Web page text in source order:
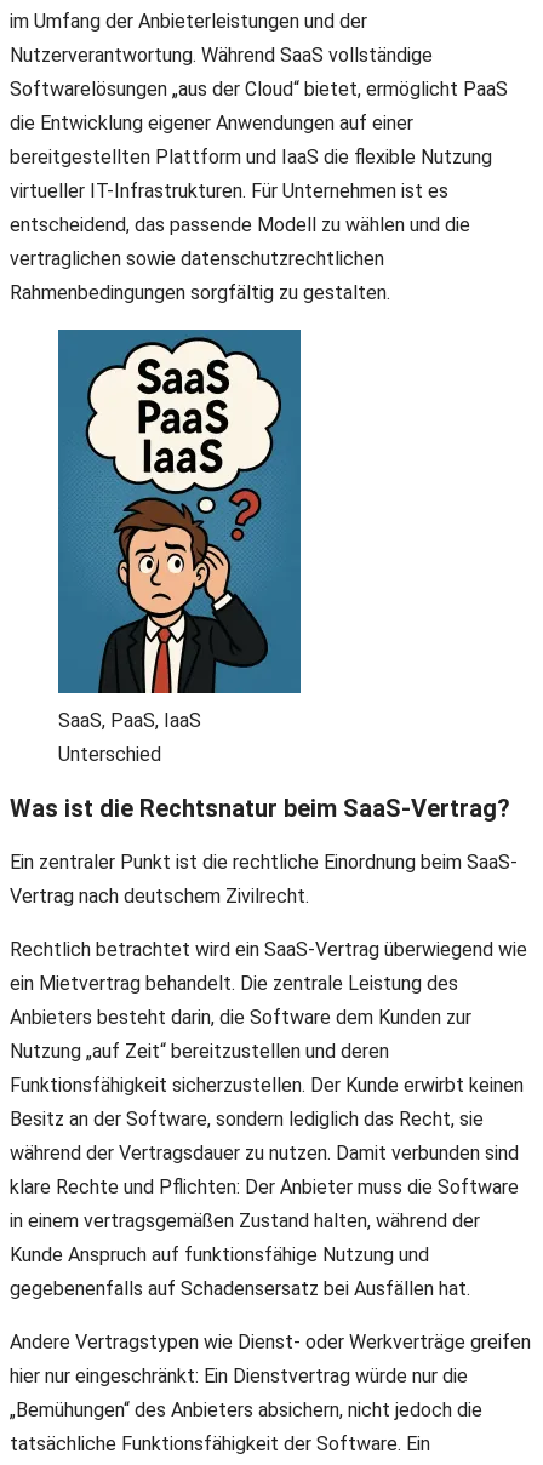
im Umfang der Anbieterleistungen und der
Nutzerverantwortung. Während SaaS vollständige
Softwarelösungen „aus der Cloud“ bietet, ermöglicht PaaS
die Entwicklung eigener Anwendungen auf einer
bereitgestellten Plattform und IaaS die flexible Nutzung
virtueller IT-Infrastrukturen. Für Unternehmen ist es
entscheidend, das passende Modell zu wählen und die
vertraglichen sowie datenschutzrechtlichen
Rahmenbedingungen sorgfältig zu gestalten.
SaaS, PaaS, IaaS
Unterschied
Was ist die Rechtsnatur beim SaaS-Vertrag?
Ein zentraler Punkt ist die rechtliche Einordnung beim SaaS-
Vertrag nach deutschem Zivilrecht.
Rechtlich betrachtet wird ein SaaS-Vertrag überwiegend wie
ein Mietvertrag behandelt. Die zentrale Leistung des
Anbieters besteht darin, die Software dem Kunden zur
Nutzung „auf Zeit“ bereitzustellen und deren
Funktionsfähigkeit sicherzustellen. Der Kunde erwirbt keinen
Besitz an der Software, sondern lediglich das Recht, sie
während der Vertragsdauer zu nutzen. Damit verbunden sind
klare Rechte und Pflichten: Der Anbieter muss die Software
in einem vertragsgemäßen Zustand halten, während der
Kunde Anspruch auf funktionsfähige Nutzung und
gegebenenfalls auf Schadensersatz bei Ausfällen hat.
Andere Vertragstypen wie Dienst- oder Werkverträge greifen
hier nur eingeschränkt: Ein Dienstvertrag würde nur die
„Bemühungen“ des Anbieters absichern, nicht jedoch die
tatsächliche Funktionsfähigkeit der Software. Ein